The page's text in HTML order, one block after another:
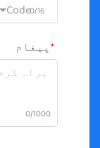
Code0/16
پیغام
0/1000